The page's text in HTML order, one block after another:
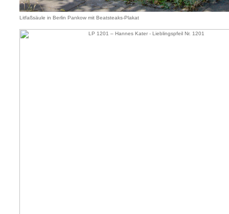
Litfaßsäule in Berlin Pankow mit Beatsteaks-Plakat